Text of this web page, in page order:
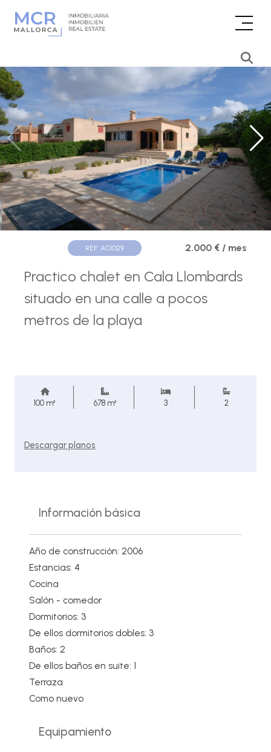
REF. AC1029 2.000 € / mes
Practico chalet en Cala Llombards
situado en una calle a pocos
metros de la playa
100 m² 678 m² 3 2
Descargar planos
Información básica
Año de construcción: 2006
Estancias: 4
Cocina
Salón - comedor
Dormitorios: 3
De ellos dormitorios dobles: 3
Baños: 2
De ellos baños en suite: 1
Terraza
Como nuevo
Equipamiento